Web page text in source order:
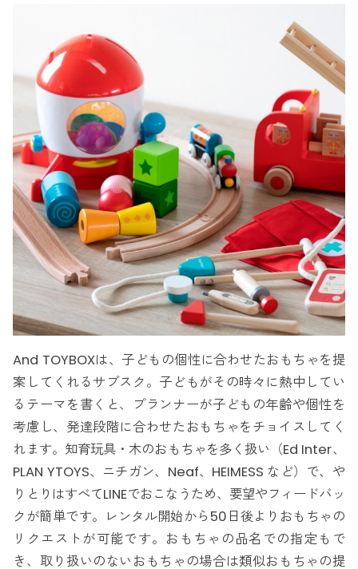
And TOYBOXは、子どもの個性に合わせたおもちゃを提
案してくれるサブスク。子どもがその時々に熱中してい
るテーマを書くと、プランナーが子どもの年齢や個性を
考慮し、発達段階に合わせたおもちゃをチョイスしてく
れます。知育玩具・木のおもちゃを多く扱い（Ed Inter、
PLAN YTOYS、ニチガン、Neaf、HEIMESS など）で、や
りとりはすべてLINEでおこなうため、要望やフィードバッ
クが簡単です。レンタル開始から50日後よりおもちゃの
リクエストが可能です。おもちゃの品名での指定もで
き、取り扱いのないおもちゃの場合は類似おもちゃの提